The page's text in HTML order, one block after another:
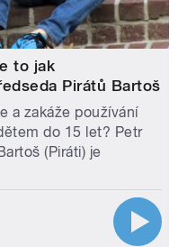
to jak
Pirátů Bartoš
a zakáže používání
do 15 let? Petr
(Piráti) je